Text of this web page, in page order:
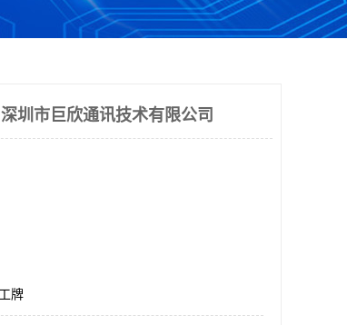
圳市巨欣通讯技术有限公司
牌